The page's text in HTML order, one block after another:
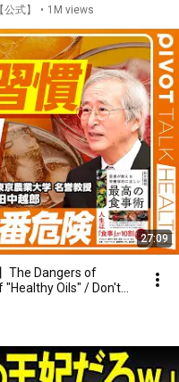
式】 • 1M views
27:09
The Dangers of
Oils" / Don't...